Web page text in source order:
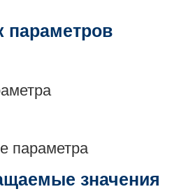
параметров
параметра
значения